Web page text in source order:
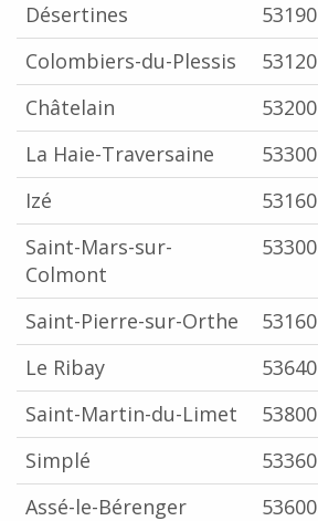
Désertines
53190
Colombiers-du-Plessis
53120
Châtelain
53200
La Haie-Traversaine
53300
Izé
53160
Saint-Mars-sur-
Colmont
53300
Saint-Pierre-sur-Orthe 53160
Le Ribay
53640
Saint-Martin-du-Limet
53800
Simplé
53360
Assé-le-Bérenger
53600